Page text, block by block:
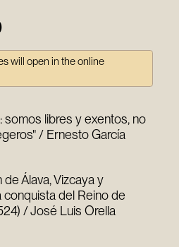
will open in the online
somos libres y exentos, no
/ Ernesto García
Álava, Vizcaya y
conquista del Reino de
/ José Luis Orella